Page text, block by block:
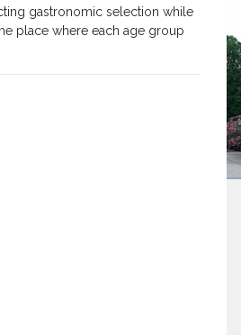
gastronomic selection while
place where each age group